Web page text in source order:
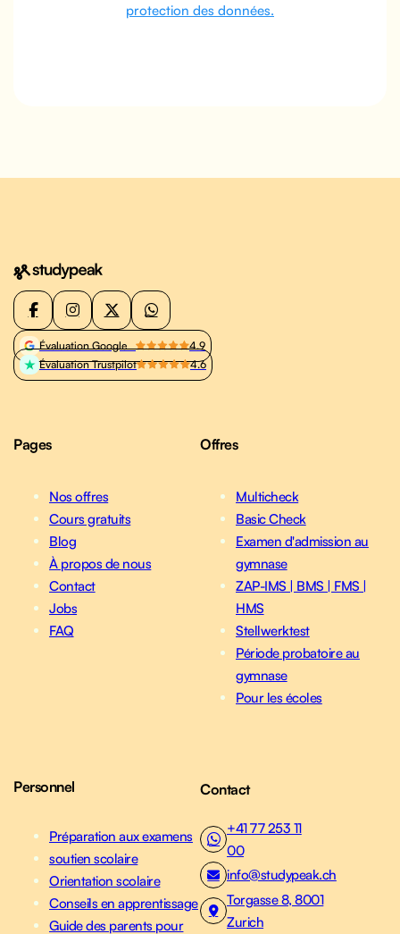
protection des données.
Évaluation Google
4.9
Évaluation Trustpilot
4.6
Offres
Multicheck
Basic Check
Examen d'admission au
gymnase
ZAP-IMS | BMS | FMS |
HMS
Stellwerktest
Période probatoire au
gymnase
Pour les écoles
Pages
Nos offres
Cours gratuits
Blog
À propos de nous
Contact
Jobs
FAQ
Contact
+41 77 253 11
00
info@studypeak.ch
Torgasse 8, 8001
Zurich
Personnel
Préparation aux examens
soutien scolaire
Orientation scolaire
Conseils en apprentissage
Guide des parents pour